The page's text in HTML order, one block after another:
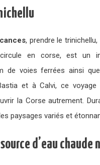
, prendre le trinichellu,
en corse, est un
de voies ferrées ainsi
et à Calvi, ce voyage
la Corse autrement.
paysages variés et
d’eau chaude